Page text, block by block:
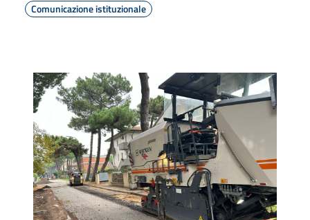
Comunicazione istituzionale